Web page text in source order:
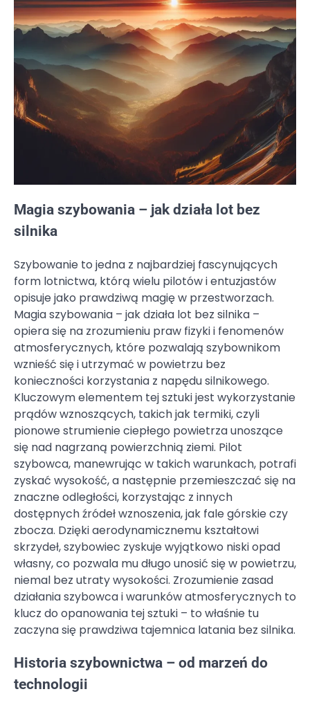
Magia szybowania – jak działa lot bez
silnika
Szybowanie to jedna z najbardziej fascynujących
form lotnictwa, którą wielu pilotów i entuzjastów
opisuje jako prawdziwą magię w przestworzach.
Magia szybowania – jak działa lot bez silnika –
opiera się na zrozumieniu praw fizyki i fenomenów
atmosferycznych, które pozwalają szybownikom
wznieść się i utrzymać w powietrzu bez
konieczności korzystania z napędu silnikowego.
Kluczowym elementem tej sztuki jest wykorzystanie
prądów wznoszących, takich jak termiki, czyli
pionowe strumienie ciepłego powietrza unoszące
się nad nagrzaną powierzchnią ziemi. Pilot
szybowca, manewrując w takich warunkach, potrafi
zyskać wysokość, a następnie przemieszczać się na
znaczne odległości, korzystając z innych
dostępnych źródeł wznoszenia, jak fale górskie czy
zbocza. Dzięki aerodynamicznemu kształtowi
skrzydeł, szybowiec zyskuje wyjątkowo niski opad
własny, co pozwala mu długo unosić się w powietrzu,
niemal bez utraty wysokości. Zrozumienie zasad
działania szybowca i warunków atmosferycznych to
klucz do opanowania tej sztuki – to właśnie tu
zaczyna się prawdziwa tajemnica latania bez silnika.
Historia szybownictwa – od marzeń do
technologii